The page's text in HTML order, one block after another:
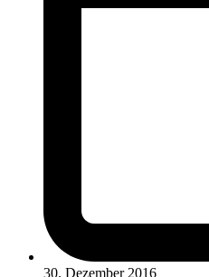
30. Dezember 2016